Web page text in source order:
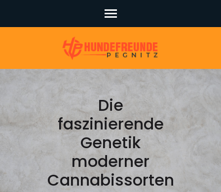
Enter)
Die
faszinierende
Genetik
moderner
Cannabissorten